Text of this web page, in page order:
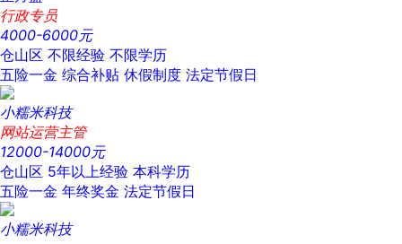
行政专员
4000-6000元
仓山区 不限经验 不限学历
五险一金 综合补贴 休假制度 法定节假日
小糯米科技
网站运营主管
12000-14000元
仓山区 5年以上经验 本科学历
五险一金 年终奖金 法定节假日
小糯米科技